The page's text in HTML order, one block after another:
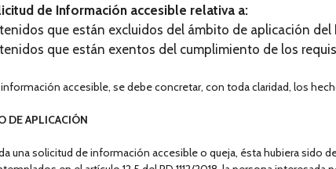
de Información accesible relativa a:
que están excluidos del ámbito de aplicación del
que están exentos del cumplimiento de los
accesible, se debe concretar, con toda claridad, los
DE APLICACIÓN
una solicitud de información accesible o queja, ésta hubiera